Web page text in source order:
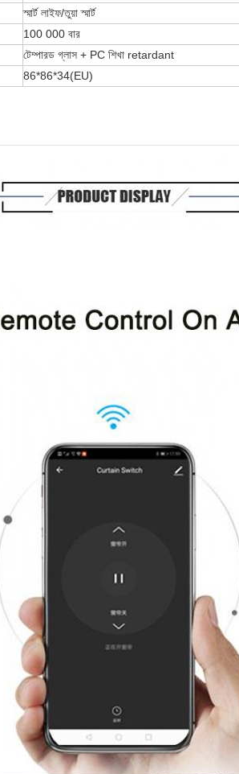
স্মার্ট লাইফ/তুয়া স্মার্ট
100 000 বার
টেম্পারড গ্লাস + PC শিখা retardant
86*86*34(EU)